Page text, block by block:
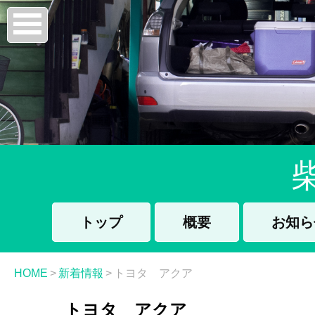
トップ 概要 お知
HOME > 新着情報 > トヨタ アクア
トヨタ アクア